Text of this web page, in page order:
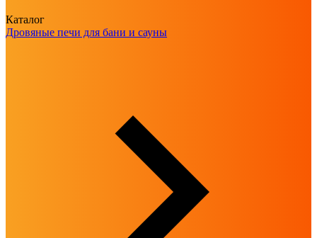
Каталог
Дровяные печи для бани и сауны